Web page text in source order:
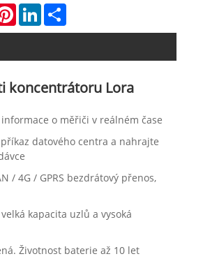
PinterestLinkedInShare
koncentrátoru Lora
o měřiči v reálném čase
datového centra a nahrajte
/ 4G / GPRS bezdrátový přenos,
kapacita uzlů a vysoká
Životnost baterie až 10 let